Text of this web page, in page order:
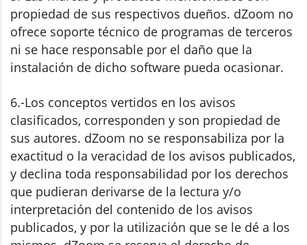
propiedad de sus respectivos dueños. dZoom no
ofrece soporte técnico de programas de terceros
ni se hace responsable por el daño que la
instalación de dicho software pueda ocasionar.
6.-Los conceptos vertidos en los avisos
clasificados, corresponden y son propiedad de
sus autores. dZoom no se responsabiliza por la
exactitud o la veracidad de los avisos publicados,
y declina toda responsabilidad por los derechos
que pudieran derivarse de la lectura y/o
interpretación del contenido de los avisos
publicados, y por la utilización que se le dé a los